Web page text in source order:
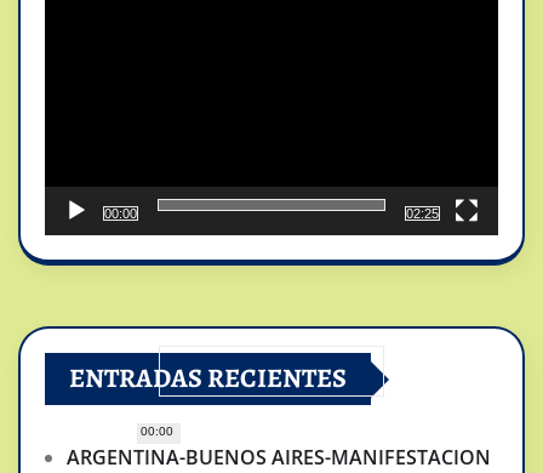
00:00
00:00
02:25
ENTRADAS RECIENTES
ARGENTINA-BUENOS AIRES-MANIFESTACION